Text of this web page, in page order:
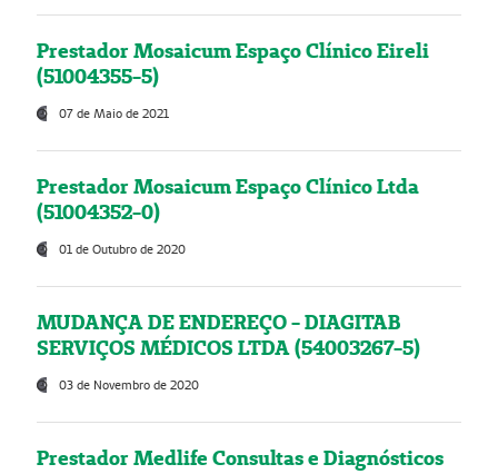
Prestador Mosaicum Espaço Clínico Eireli
(51004355-5)
07 de Maio de 2021
Prestador Mosaicum Espaço Clínico Ltda
(51004352-0)
01 de Outubro de 2020
MUDANÇA DE ENDEREÇO - DIAGITAB
SERVIÇOS MÉDICOS LTDA (54003267-5)
03 de Novembro de 2020
Prestador Medlife Consultas e Diagnósticos